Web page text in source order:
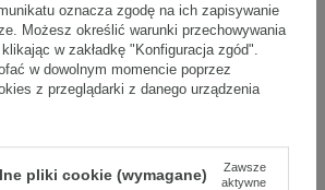
tekturowych - 10 szt.
1200x1000mm (długość x szerokość)
jest z tektury falistej 5-warstwowej, fala EB
mm
oznacza zgodę na ich zapisywanie
Możesz określić warunki przechowywania
w zakładkę "Konfiguracja zgód".
w dowolnym momencie poprzez
z przeglądarki z danego urządzenia
pliki cookie (wymagane)
Zawsze
aktywne